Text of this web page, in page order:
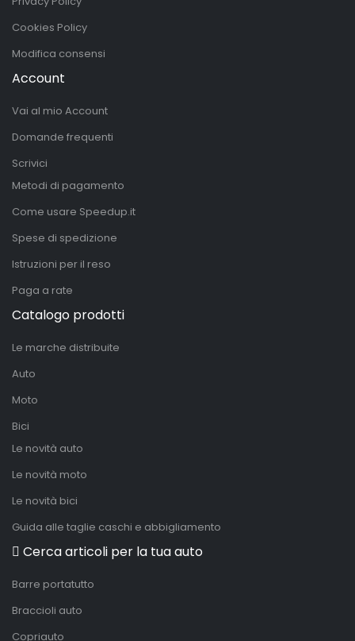
Cookies Policy
Modifica consensi
Account
Vai al mio Account
Domande frequenti
Scrivici
Metodi di pagamento
Come usare Speedup.it
Spese di spedizione
Istruzioni per il reso
Paga a rate
Catalogo prodotti
Le marche distribuite
Auto
Moto
Bici
Le novità auto
Le novità moto
Le novità bici
Guida alle taglie caschi e abbigliamento
Cerca articoli per la tua auto
Barre portatutto
Braccioli auto
Copriauto